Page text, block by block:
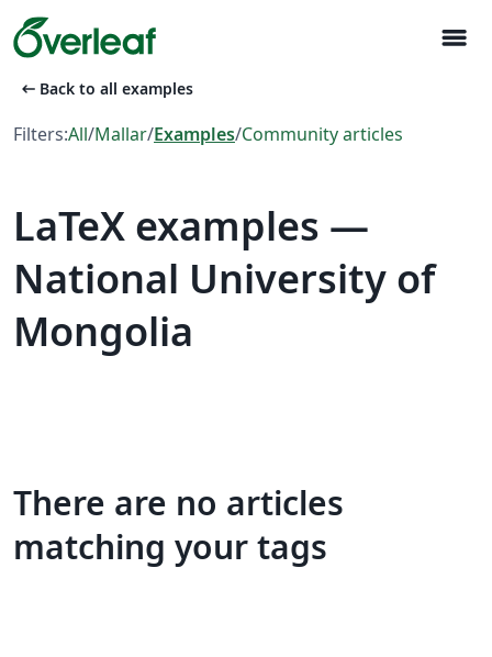
menu
arrow_left_alt Back to all examples
Filters:All/Mallar/Examples/Community articles
LaTeX examples —
National University of
Mongolia
There are no articles
matching your tags